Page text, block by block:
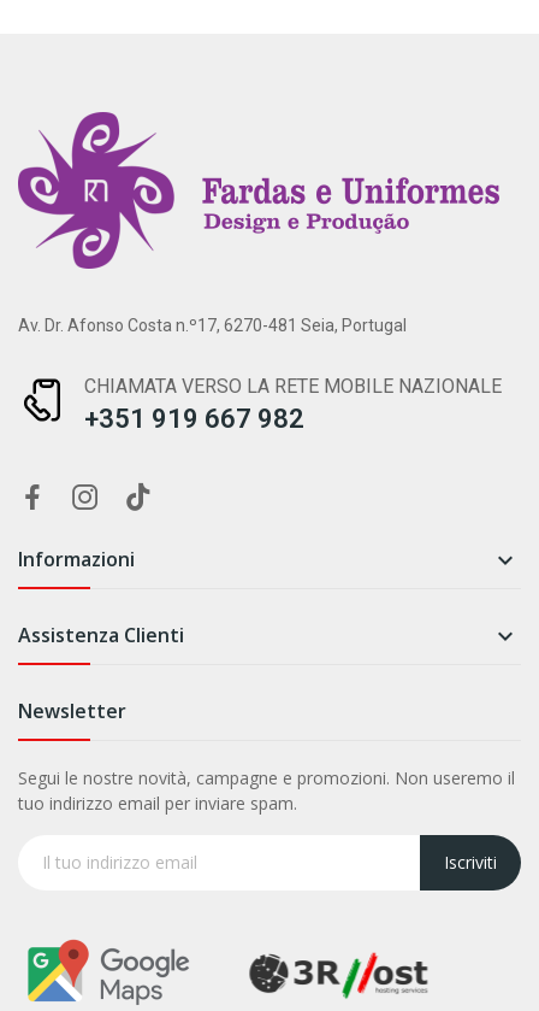
Av. Dr. Afonso Costa n.º17, 6270-481 Seia, Portugal
CHIAMATA VERSO LA RETE MOBILE NAZIONALE
+351 919 667 982
Informazioni 
Assistenza Clienti 
Newsletter
Segui le nostre novità, campagne e promozioni. Non useremo il
tuo indirizzo email per inviare spam.
Iscriviti